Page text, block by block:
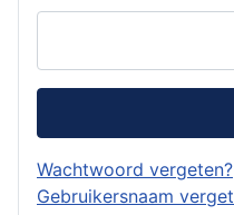
Wachtwoord vergeten?
Gebruikersnaam